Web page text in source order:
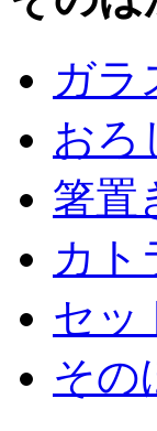
ガラ
おろ
箸置
カト
セッ
その